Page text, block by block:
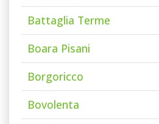
Battaglia Terme
Boara Pisani
Borgoricco
Bovolenta